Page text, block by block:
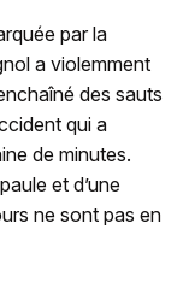
par la
a violemment
des sauts
qui a
de minutes.
et d’une
ne sont pas en